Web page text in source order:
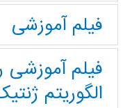
فیلم آموزشی
فیلم آموزشی
الگوریتم